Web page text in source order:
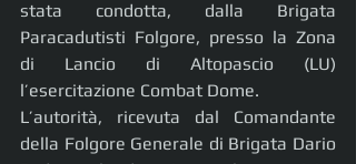
stata condotta, dalla Brigata
Paracadutisti Folgore, presso la Zona
di Lancio di Altopascio (LU)
l’esercitazione Combat Dome.
L’autorità, ricevuta dal Comandante
della Folgore Generale di Brigata Dario